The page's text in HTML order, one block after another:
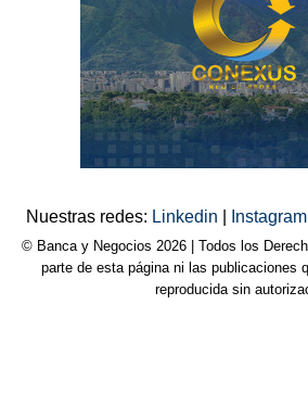
Nuestras redes: Linkedin Instagram
© Banca y Negocios 2026 | Todos los
parte de esta página ni las publicaciones
reproducida sin